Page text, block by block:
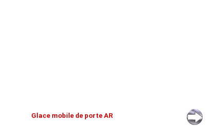
Glace mobile de porte AR